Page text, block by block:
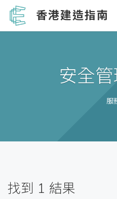
香港建造指南
安全
服
找到 1 結果